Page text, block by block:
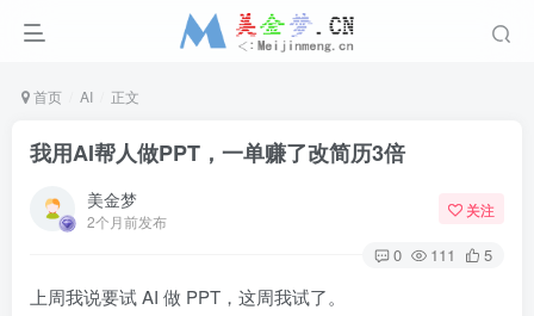
首页 AI 正文
我用AI帮人做PPT，一单赚了改简历3倍
美金梦
2个月前发布
关注
0 111 5
上周我说要试 AI 做 PPT，这周我试了。